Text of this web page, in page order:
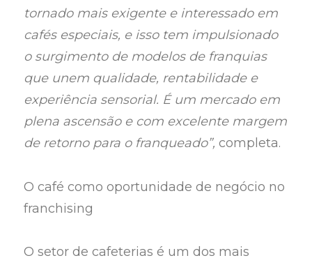
tornado mais exigente e interessado em
cafés especiais, e isso tem impulsionado
o surgimento de modelos de franquias
que unem qualidade, rentabilidade e
experiência sensorial. É um mercado em
plena ascensão e com excelente margem
de retorno para o franqueado”, completa.
O café como oportunidade de negócio no
franchising
O setor de cafeterias é um dos mais